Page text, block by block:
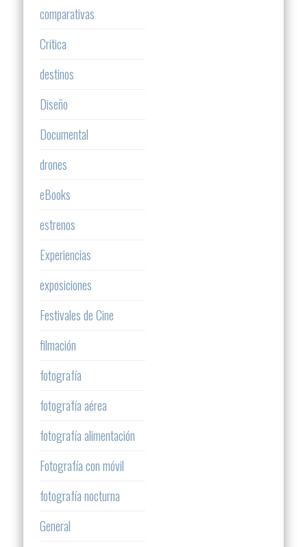
comparativas
Critica
destinos
Diseño
Documental
drones
eBooks
estrenos
Experiencias
exposiciones
Festivales de Cine
filmación
fotografía
fotografía aérea
fotografía alimentación
Fotografía con móvil
fotografía nocturna
General